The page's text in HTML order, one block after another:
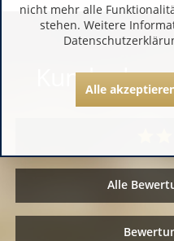
Alle
nicht mehr alle
stehen. Weitere
Alle